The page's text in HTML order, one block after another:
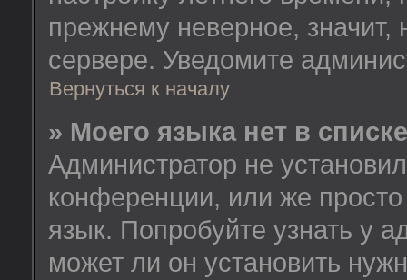
прежнему неверное,
сервере. Уведомите
Вернуться к началу
» Моего языка нет в
Администратор не
конференции, или же
язык. Попробуйте узнать у
может ли он установить